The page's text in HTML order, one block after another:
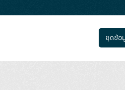
ชุดข้อ